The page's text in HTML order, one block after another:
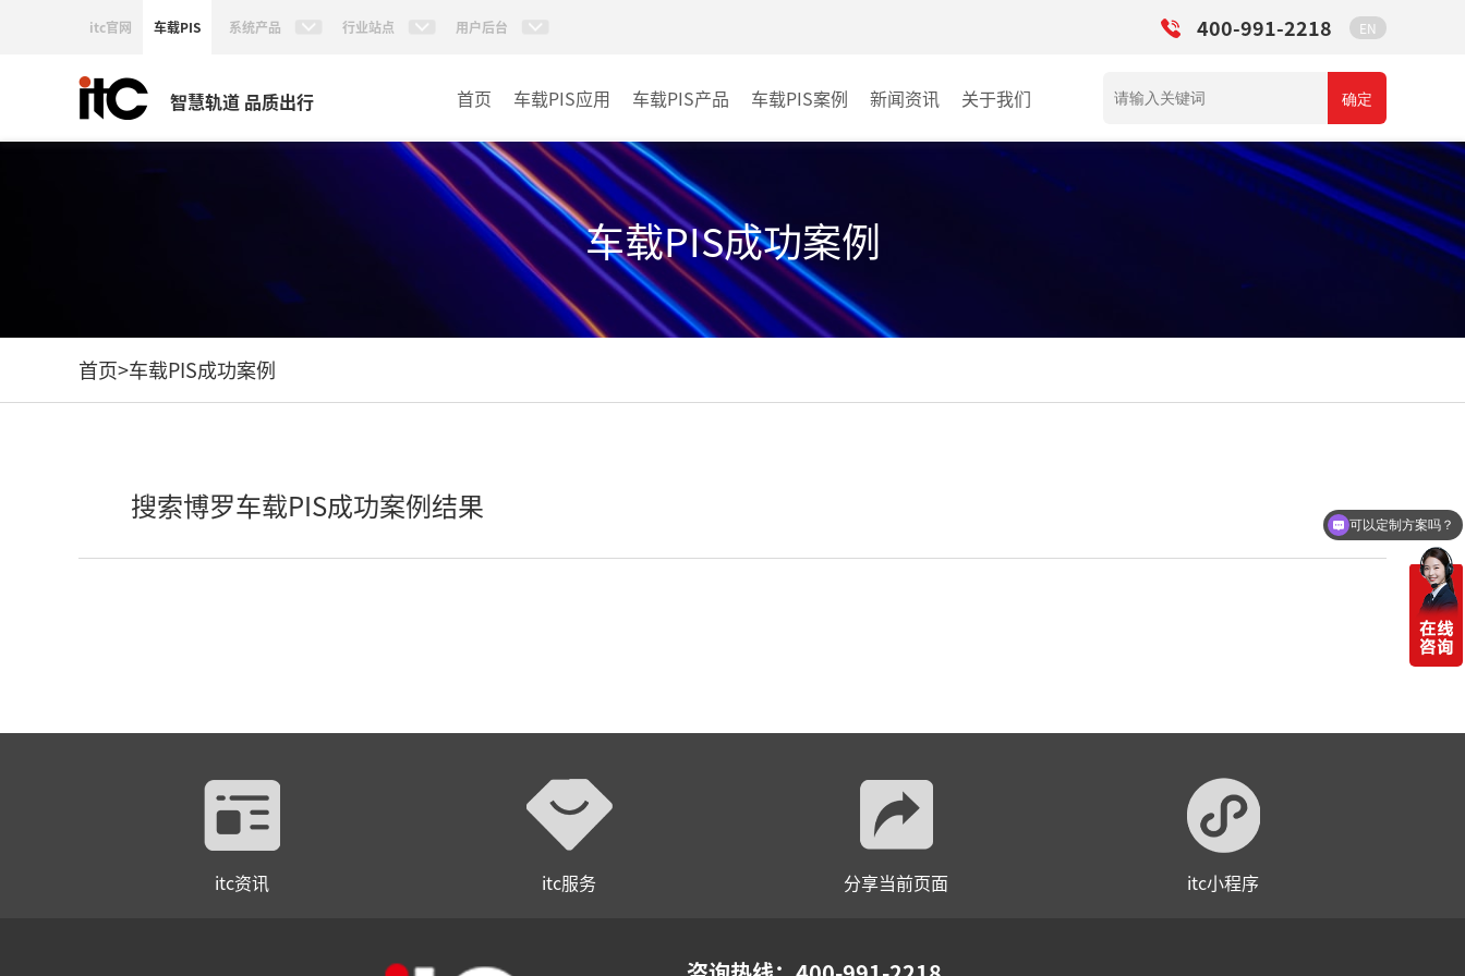
itc官网 车载PIS 系统产品 行业站点 用户后台 400-991-2218 EN
智慧轨道 品质出行 首页 车载PIS应用 车载PIS产品
PIS系统
车载PIS案例
地铁
其它
新闻资讯 关于我们 确定
车载PIS成功案例
首页>车载PIS成功案例
搜索博罗车载PIS成功案例结果
itc资讯 itc服务 分享当前页面 itc小程序
可以定制方案吗？